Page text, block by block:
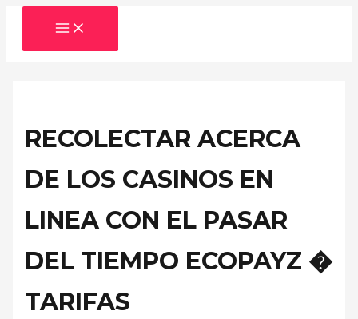
content
MAIN
MENU
RECOLECTAR ACERCA
DE LOS CASINOS EN
LINEA CON EL PASAR
DEL TIEMPO ECOPAYZ �
TARIFAS